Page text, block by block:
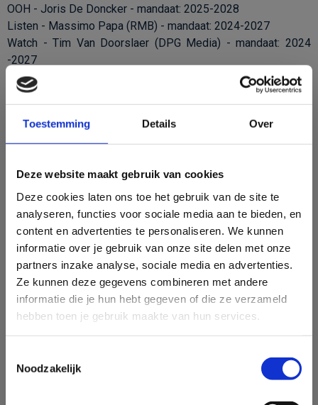
Toestemming Details Over
Deze website maakt gebruik van cookies
Deze cookies laten ons toe het gebruik van de site te
analyseren, functies voor sociale media aan te bieden, en
content en advertenties te personaliseren. We kunnen
informatie over je gebruik van onze site delen met onze
partners inzake analyse, sociale media en advertenties.
Ze kunnen deze gegevens combineren met andere
informatie die je hun hebt gegeven of die ze verzameld
hebben toen je gebruik maakte van hun services.
Noodzakelijk
×
Schrijf je in op onze CIM
nieuwsbrief!
over mediabereik en mediaconsumptie
OOH - Joris De Doncker - mandaat: 2025-2028
Listen - Massimo Papa (RMB) - mandaat: 2024-2027
Watch - Tim Van Doorslaer (DPG Media) - mandaat: 2024
-2027
Read - Sophie Vanderwinkel (IPM Group) -
Schatbewaarder
CIM -
Tussenpersonen
François Chaudoir (Space) - Ondervoorzitter CIM
Adverteerders
Luc Suykens (UBA) - mandaat: 2025-2028
Bart Swings (Luminus) - Secretaris CIM- mandaat: 2024-
2027
3. HetBureau van het CIM wordt door het Bestuursorgaan
beslissingen te nemen, en om de Algemeen Directeur bij te
staan in het dagelijks bestuur. Ook de Algemeen Directeur